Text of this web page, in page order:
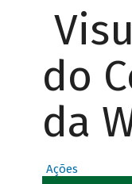
do
da
Ações